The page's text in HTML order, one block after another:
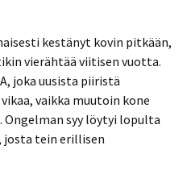
kestänyt kovin pitkään,
vierähtää viitisen vuotta.
joka uusista piiristä
vaikka muutoin kone
syy löytyi lopulta
tein erillisen